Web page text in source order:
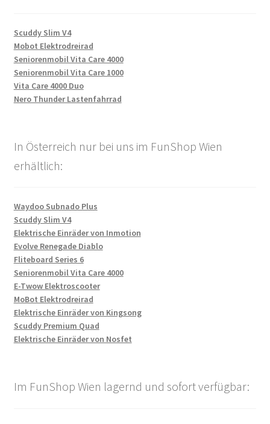
Scuddy Slim V4
Mobot Elektrodreirad
Seniorenmobil Vita Care 4000
Seniorenmobil Vita Care 1000
Vita Care 4000 Duo
Nero Thunder Lastenfahrrad
In Österreich nur bei uns im FunShop Wien
erhältlich:
Waydoo Subnado Plus
Scuddy Slim V4
Elektrische Einräder von Inmotion
Evolve Renegade Diablo
Fliteboard Series 6
Seniorenmobil Vita Care 4000
E-Twow Elektroscooter
MoBot Elektrodreirad
Elektrische Einräder von Kingsong
Scuddy Premium Quad
Elektrische Einräder von Nosfet
Im FunShop Wien lagernd und sofort verfügbar: